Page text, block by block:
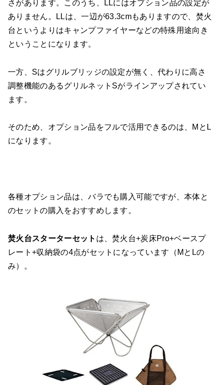
さがあります。このうち、LLにはオプション品の設定が
ありません。LLは、一辺が63.3cmもありますので、焚火
台というよりはキャンプファイヤーなどの特殊用途向き
ということになります。
一方、Sはグリルブリッジの設定が無く、代わりに高さ
調整機能のあるグリルネットSがラインアップされてい
ます。
そのため、オプション品をフルで活用できるのは、MとL
になります。
各種オプション品は、バラでも購入可能ですが、本体と
のセットの購入をおすすめします。
焚火台スターターセット は、焚火台+炭床Pro+ベースプ
レート+収納袋の4点がセットになっています（MとLの
み）。